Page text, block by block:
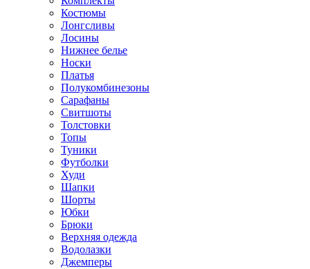
Костюмы
Лонгсливы
Лосины
Нижнее белье
Носки
Платья
Полукомбинезоны
Сарафаны
Свитшоты
Толстовки
Топы
Туники
Футболки
Худи
Шапки
Шорты
Юбки
Брюки
Верхняя одежда
Водолазки
Джемперы